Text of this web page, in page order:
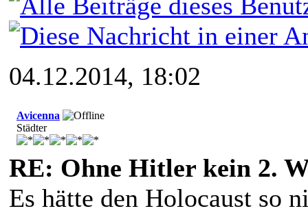
04.12.2014, 18:02
Avicenna
Städter
RE: Ohne Hitler kein 2.
Es hätte den Holocaust so